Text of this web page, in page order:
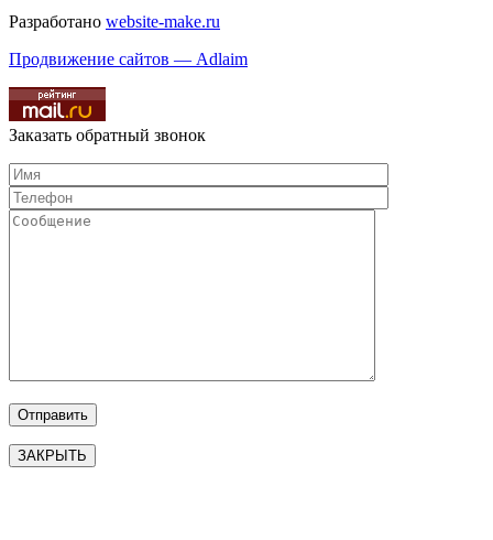
Разработано website-make.ru
Продвижение сайтов — Adlaim
Заказать обратный звонок
ЗАКРЫТЬ